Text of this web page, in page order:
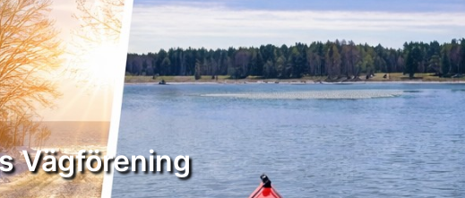
Vägförening